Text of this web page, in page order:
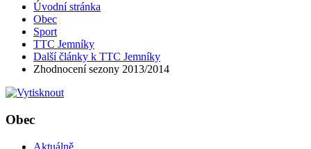
Úvodní stránka
Obec
Sport
TTC Jemníky
Další články k TTC Jemníky
Zhodnocení sezony 2013/2014
Obec
Aktuálně